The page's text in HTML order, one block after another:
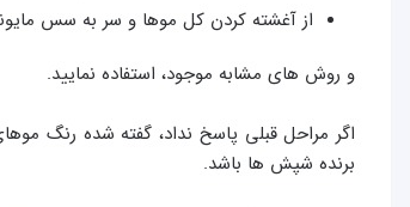
از آغشته کردن کل موها و سر به سس
و روش های مشابه موجود، استفاده نمایید.
اگر مراحل قبلی پاسخ نداد، گفته شده رنگ
برنده شپش ها باشد.